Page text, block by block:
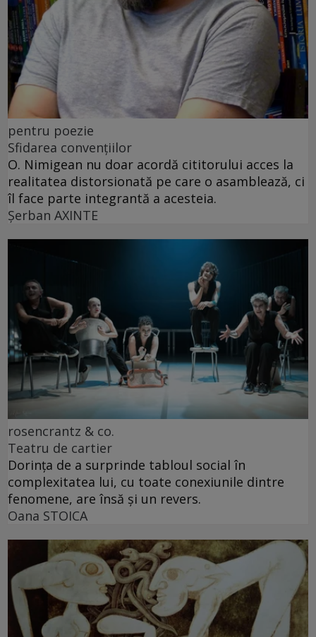
pentru poezie
Sfidarea convențiilor
O. Nimigean nu doar acordă cititorului acces la
realitatea distorsionată pe care o asamblează, ci
îl face parte integrantă a acesteia.
Şerban AXINTE
rosencrantz & co.
Teatru de cartier
Dorința de a surprinde tabloul social în
complexitatea lui, cu toate conexiunile dintre
fenomene, are însă și un revers.
Oana STOICA